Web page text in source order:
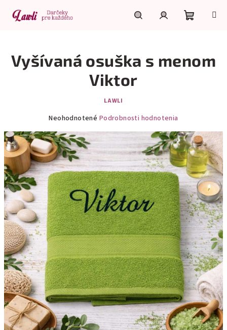
obsah
košík
Vyšívaná osuška s menom
Viktor
LAWLI
produktu
je
0,0
z
5
hviezdičiek.
Neohodnotené Podrobnosti hodnotenia